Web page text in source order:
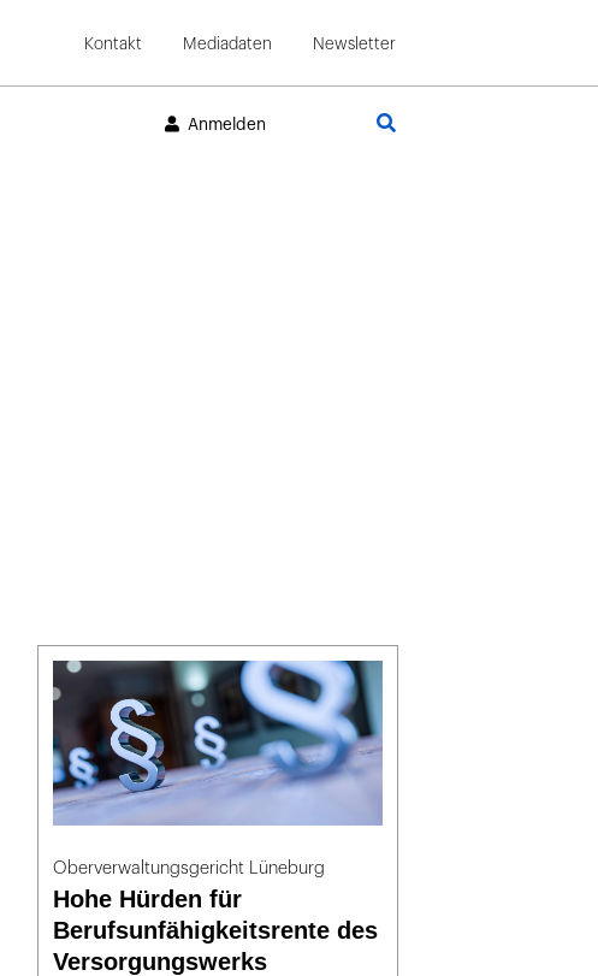
Kontakt Mediadaten Newsletter
Anmelden
Oberverwaltungsgericht Lüneburg
Hohe Hürden für
Berufsunfähigkeitsrente des
Versorgungswerks